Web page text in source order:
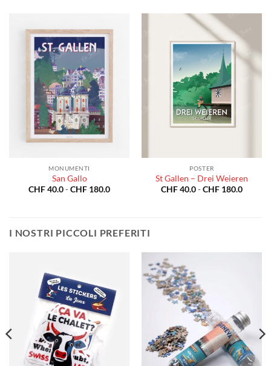
MONUMENTI
San Gallo
CHF40.0-CHF 180.0Fascia
a
CHF 180.0
POSTER
St Gallen – Drei Weieren
CHF40.0-CHF 180.0Fascia
I NOSTRI PICCOLI PREFERITI